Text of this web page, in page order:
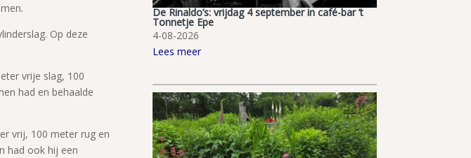
Op deze
vrije slag, 100
had en behaalde
vrij, 100 meter rug en
had ook hij een
De Rinaldo’s: vrijdag 4 september in café-bar ’t
Tonnetje Epe
4-08-2026
Lees meer